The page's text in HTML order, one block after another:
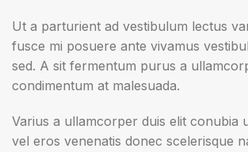
Ut a parturient ad vestibulum lectus
fusce mi posuere ante vivamus
sed. A sit fermentum purus a
condimentum at malesuada.
Varius a ullamcorper duis elit conubia
vel eros venenatis donec scelerisque